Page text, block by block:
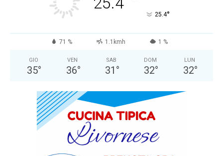
25.4°
71 % 1.1kmh 1 %
GIO
35°
VEN
36°
SAB
31 °
DOM
32°
LUN
32°